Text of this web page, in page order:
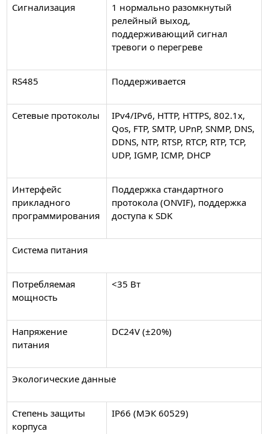
Сигнализация
1 нормально разомкнутый
релейный выход,
поддерживающий сигнал
тревоги о перегреве
RS485 Поддерживается
Сетевые протоколы
IPv4/IPv6, HTTP, HTTPS, 802.1x,
Qos, FTP, SMTP, UPnP, SNMP, DNS,
DDNS, NTP, RTSP, RTCP, RTP, TCP,
UDP, IGMP, ICMP, DHCP
Интерфейс
прикладного
программирования
Поддержка стандартного
протокола (ONVIF), поддержка
доступа к SDK
Система питания
Потребляемая
мощность
<35 Вт
Напряжение
питания
DC24V (±20%)
Экологические данные
Степень защиты
корпуса
IP66 (МЭК 60529)